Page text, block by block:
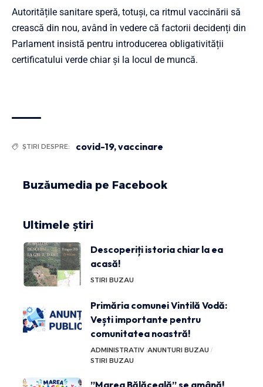
Autoritățile sanitare speră, totuși, ca ritmul vaccinării să
crească din nou, având în vedere că factorii decidenți din
Parlament insistă pentru introducerea obligativității
certificatului verde chiar și la locul de muncă.
ȘTIRI DESPRE: covid-19,vaccinare
Buzăumedia pe Facebook
Ultimele știri
Descoperiți istoria chiar la ea
acasă!
STIRI BUZAU
Primăria comunei Vintilă Vodă:
Vești importante pentru
comunitatea noastră!
ADMINISTRATIV ANUNTURI BUZAU
STIRI BUZAU